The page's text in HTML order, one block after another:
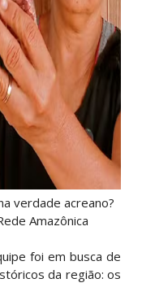
verdade acreano?
Amazônica
foi em busca de
da região: os